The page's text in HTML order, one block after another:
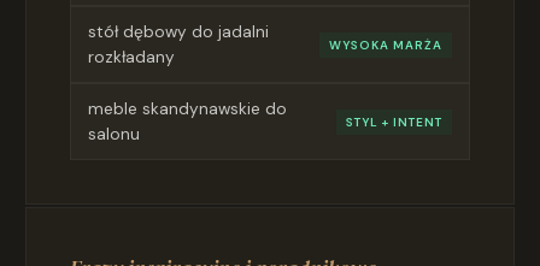
stół dębowy do jadalni
rozkładany
WYSOKA MARŻA
meble skandynawskie do
salonu
STYL + INTENT